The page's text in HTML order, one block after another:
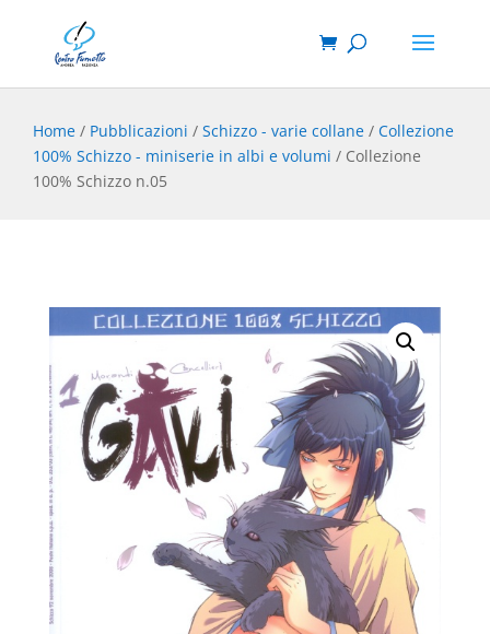
Home / Pubblicazioni / Schizzo - varie collane / Collezione
100% Schizzo - miniserie in albi e volumi / Collezione
100% Schizzo n.05